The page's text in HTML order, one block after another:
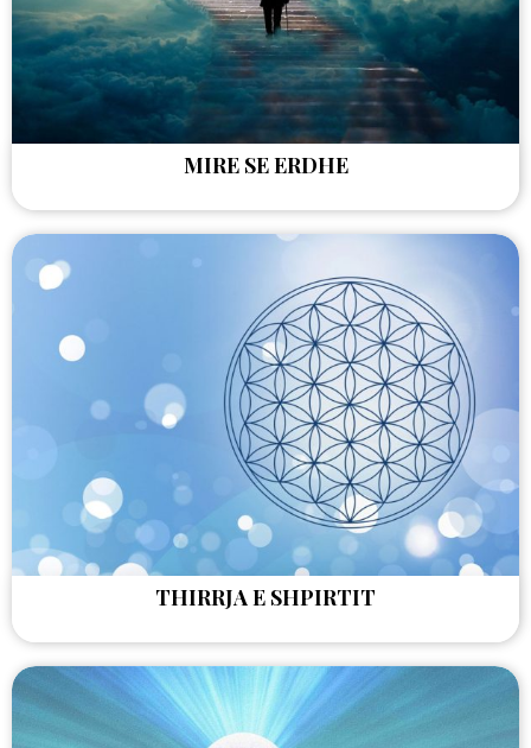
MIRE SE ERDHE
THIRRJA E SHPIRTIT